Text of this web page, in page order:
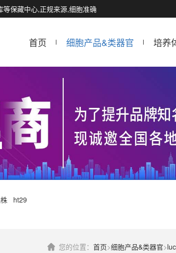
等保藏中心,正规来源,细胞准确
首页 细胞产品&类器官 培养
ht29
您的位置： 首页>细胞产品&类器官>